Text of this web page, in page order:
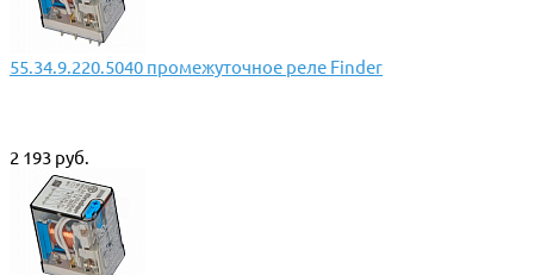
55.34.9.220.5040 промежуточное реле Finder
2 193 руб.